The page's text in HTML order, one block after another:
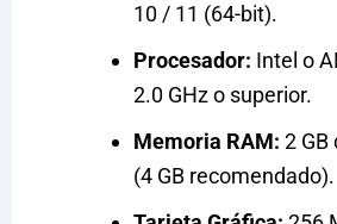
10 / 11 (64-bit).
Procesador: Intel o
2.0 GHz o superior.
Memoria RAM: 2 GB
(4 GB recomendado).